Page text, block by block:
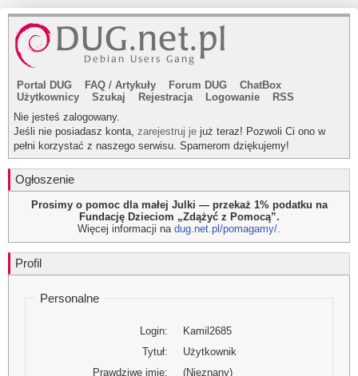
Portal DUG FAQ / Artykuły Forum DUG
ChatBox
Użytkownicy
Szukaj Rejestracja Logowanie
RSS
Nie jesteś zalogowany.
Jeśli nie posiadasz konta, zarejestruj je już teraz! Pozwoli Ci ono w
pełni korzystać z naszego serwisu. Spamerom dziękujemy!
Ogłoszenie
Prosimy o pomoc dla małej Julki — przekaż 1% podatku na
Fundację Dzieciom „Zdążyć z Pomocą”.
Więcej informacji na dug.net.pl/pomagamy/.
Profil
Personalne
Login:
Kamil2685
Tytuł:
Użytkownik
Prawdziwe imię:
(Nieznany)